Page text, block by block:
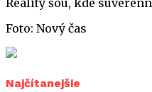
Reality šou, kde
Foto: Nový čas
Najčítanejšie